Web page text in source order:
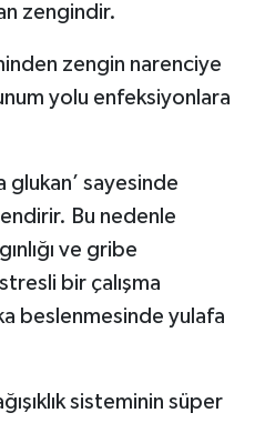
zengindir.
zengin narenciye
yolu enfeksiyonlara
glukan’ sayesinde
Bu nedenle
ve gribe
bir çalışma
beslenmesinde yulafa
sisteminin süper